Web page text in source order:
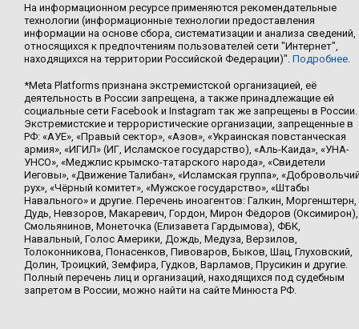
На информационном ресурсе применяются рекомендательные
технологии (информационные технологии предоставления
информации на основе сбора, систематизации и анализа сведений,
относящихся к предпочтениям пользователей сети "Интернет",
находящихся на территории Российской Федерации)". Подробнее
*Meta Platforms признана экстремистской организацией, её
деятельность в России запрещена, а также принадлежащие ей
социальные сети Facebook и Instagram так же запрещены в России.
Экстремистские и террористические организации, запрещенные в
РФ: «АУЕ», «Правый сектор», «Азов», «Украинская повстанческая
армия», «ИГИЛ» (ИГ, Исламское государство), «Аль-Каида», «УНА-
УНСО», «Меджлис крымско-татарского народа», «Свидетели
Иеговы», «Движение Талибан», «Исламская группа»,
рух», «Чёрный комитет», «Мужское государство», «Штабы
Навального» и другие. Перечень иноагентов: Галкин, Моргенштерн,
Дудь, Невзоров, Макаревич, Гордон, Мирон Фёдоров (Оксимирон),
Смольянинов, Монеточка (Елизавета Гардымова), ФБК,
Навальный, Голос Америки, Дождь, Медуза, Верзилов,
Толоконникова, Понасенков, Пивоваров, Быков, Шац, Глуховский,
Долин, Троицкий, Земфира, Гудков, Варламов, Прусикин и другие.
Полный перечень лиц и организаций, находящихся под судебным
запретом в России, можно найти на сайте Минюста РФ.